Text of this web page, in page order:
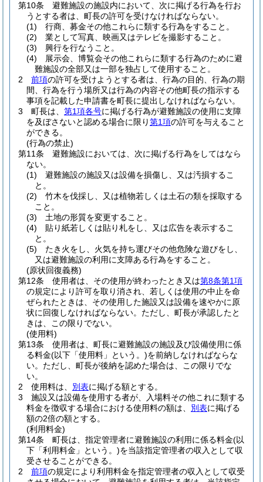
第10条
避難施設の施設内において、次に掲げる行為を行お
うとする者は、町長の許可を受けなければならない。
(1)
行商、募金その他これらに類する行為をすること。
(2)
業として写真、映画又はテレビを撮影すること。
(3)
興行を行なうこと。
(4)
展示会、博覧会その他これらに類する行為のために避
難施設の全部又は一部を独占して使用すること。
2
前項の許可を受けようとする者は、行為の目的、行為の期
間、行為を行う場所又は行為の内容その他町長の指示する
事項を記載した申請書を町長に提出しなければならない。
3
町長は、 第1項各号に掲げる行為が避難施設の使用に支障
を及ぼさないと認める場合に限り第1項の許可を与えること
ができる。
(行為の禁止)
第11条
避難施設においては、次に掲げる行為をしてはなら
ない。
(1)
避難施設の施設又は設備を損傷し、又は汚損するこ
と。
(2)
竹木を伐採し、又は植物若しくは土石の類を採取する
こと。
(3)
土地の形質を変更すること。
(4)
貼り紙若しくは貼り札をし、又は広告を表示するこ
と。
(5)
たき火をし、火気を持ち運びその他危険な遊びをし、
又は避難施設の利用に支障ある行為をすること。
(原状回復義務)
第12条
使用者は、その使用が終わったとき又は第8条第1項
の規定により許可を取り消され、若しくは使用の中止を命
ぜられたときは、その使用した施設又は設備を速やかに原
状に回復しなければならない。 ただし、町長が承認したと
きは、この限りでない。
(使用料)
第13条
使用者は、町長に避難施設の施設及び設備使用に係
る料金(以下「使用料」という。)を前納しなければならな
い。 ただし、町長が後納を認めた場合は、この限りでな
い。
2
使用料は、 別表に掲げる額とする。
3
施設又は設備を使用する者が、入場料その他これに類する
料金を徴収する場合における使用料の額は、 別表に掲げる
額の2倍の額とする。
(利用料金)
第14条
町長は、指定管理者に避難施設の利用に係る料金(以
下「利用料金」という。)を当該指定管理者の収入として収
受させることができる。
2
前項の規定により利用料金を指定管理者の収入として収受